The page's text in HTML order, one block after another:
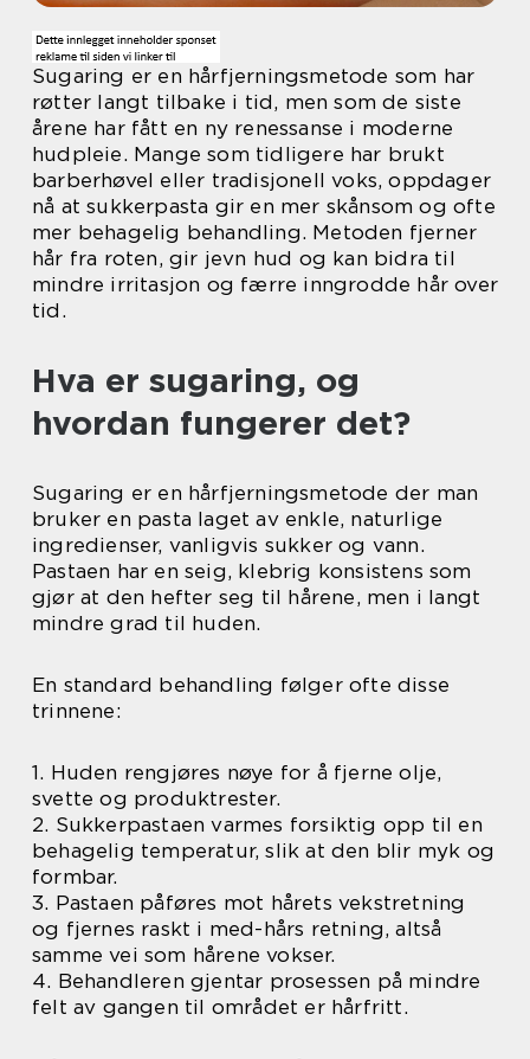
Sugaring er en hårfjerningsmetode som har
røtter langt tilbake i tid, men som de siste
årene har fått en ny renessanse i moderne
hudpleie. Mange som tidligere har brukt
barberhøvel eller tradisjonell voks, oppdager
nå at sukkerpasta gir en mer skånsom og ofte
mer behagelig behandling. Metoden fjerner
hår fra roten, gir jevn hud og kan bidra til
mindre irritasjon og færre inngrodde hår over
tid.
Hva er sugaring, og
hvordan fungerer det?
Sugaring er en hårfjerningsmetode der man
bruker en pasta laget av enkle, naturlige
ingredienser, vanligvis sukker og vann.
Pastaen har en seig, klebrig konsistens som
gjør at den hefter seg til hårene, men i langt
mindre grad til huden.
En standard behandling følger ofte disse
trinnene:
1. Huden rengjøres nøye for å fjerne olje,
svette og produktrester.
2. Sukkerpastaen varmes forsiktig opp til en
behagelig temperatur, slik at den blir myk og
formbar.
3. Pastaen påføres mot hårets vekstretning
og fjernes raskt i med-hårs retning, altså
samme vei som hårene vokser.
4. Behandleren gjentar prosessen på mindre
felt av gangen til området er hårfritt.